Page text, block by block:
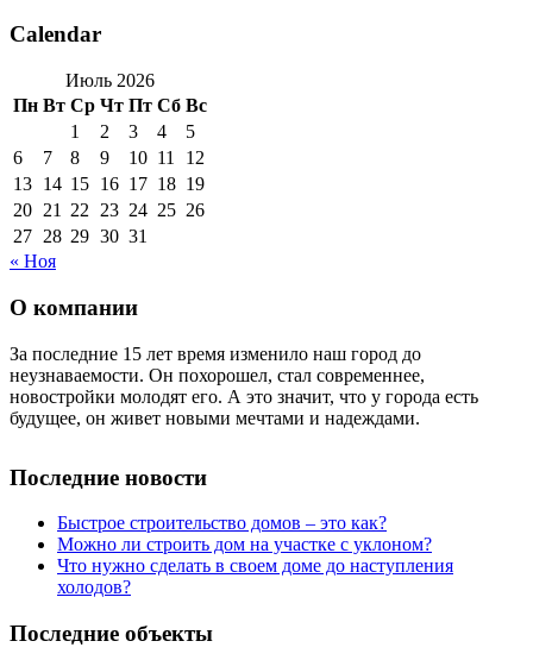
Calendar
Июль 2026
Пн Вт Ср Чт Пт Сб Вс
1
2 3 4
5
6
7 8 9 10 11
12
13 14 15 16 17 18 19
20 21 22 23 24 25 26
27 28 29 30 31
« Ноя
О компании
За последние 15 лет время изменило наш город до
неузнаваемости. Он похорошел, стал современнее,
новостройки молодят его. А это значит, что у города есть
будущее, он живет новыми мечтами и надеждами.
Последние новости
Быстрое строительство домов – это как?
Можно ли строить дом на участке с уклоном?
Что нужно сделать в своем доме до наступления
холодов?
Последние объекты